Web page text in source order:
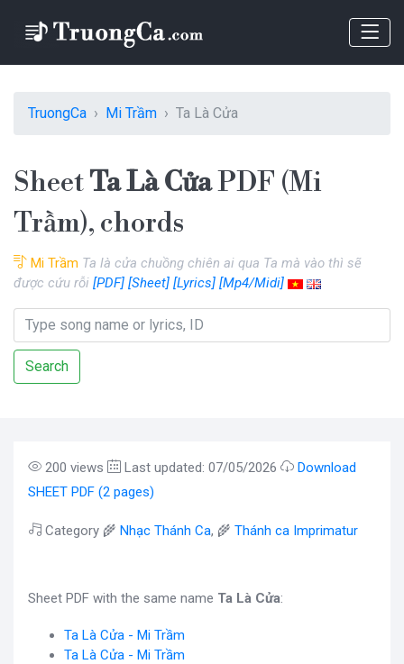
TruongCa Mi Trầm Ta Là Cửa
SheetTa Là CửaPDF (Mi
Trầm), chords
Mi Trầm Ta là cửa chuồng chiên ai qua Ta mà vào thì sẽ
được cứu rỗi [PDF] [Sheet] [Lyrics] [Mp4/Midi]
Search
200 views Last updated: 07/05/2026
Download
SHEET PDF (2 pages)
Category 🌾 Nhạc Thánh Ca, 🌾 Thánh ca Imprimatur
Sheet PDF with the same name Ta Là Cửa:
Ta Là Cửa - Mi Trầm
Ta Là Cửa - Mi Trầm